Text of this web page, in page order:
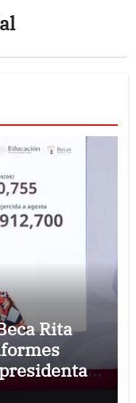
Rita